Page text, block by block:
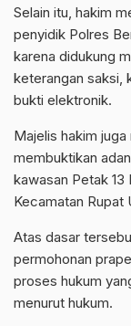
Selain itu, hakim
penyidik Polres
karena didukung
keterangan saksi,
bukti elektronik.
Majelis hakim
membuktikan
kawasan Petak 13
Kecamatan Rupat
Atas dasar
permohonan
proses hukum
menurut hukum.